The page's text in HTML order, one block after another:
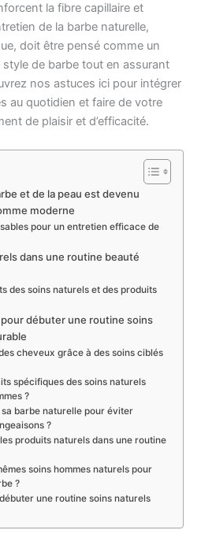
la fibre capillaire et
de la barbe naturelle,
doit être pensé comme un
de barbe tout en assurant
nos astuces ici pour intégrer
au quotidien et faire de votre
de plaisir et d’efficacité.
et de la peau est devenu
moderne
pour un entretien efficace de
dans une routine beauté
des soins naturels et des produits
débuter une routine soins
cheveux grâce à des soins ciblés
spécifiques des soins naturels
?
barbe naturelle pour éviter
?
produits naturels dans une routine
soins hommes naturels pour
?
une routine soins naturels